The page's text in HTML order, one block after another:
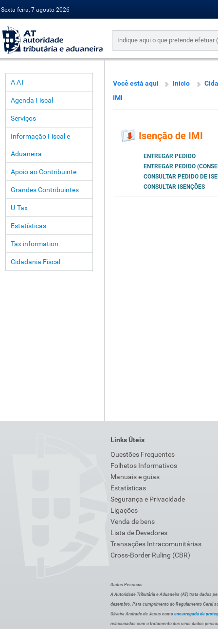
Sexta-feira, 7 agosto 2026
A AT
Agenda Fiscal
Serviços
Informação Fiscal e
Aduaneira
Apoio ao Contribuinte
Grandes Contribuintes
U-Tax
Estatísticas
Tax information
Cidadania Fiscal
Você está aqui Início
IMI
Isenção de IMI
ENTREGAR PEDIDO
ENTREGAR PEDIDO
CONSULTAR PEDIDO DE
CONSULTAR ISENÇÕES
Links Úteis
Questões Frequentes
Folhetos Informativos
Manuais e guias
Estatísticas
Segurança e Privacidade
Ligações
Venda de bens
Lista de Devedores
Transações Intracomunitárias
Cross-Border Ruling (CBR)
Dados Pessoais
A Autoridade Tributária e Aduaneira (AT) trata dados
dezembro. Para cumprimento do Regulamento Geral
Oliveira Andrade de Jesus como encarregada da
relacionadas com o tratamento dos seus dados